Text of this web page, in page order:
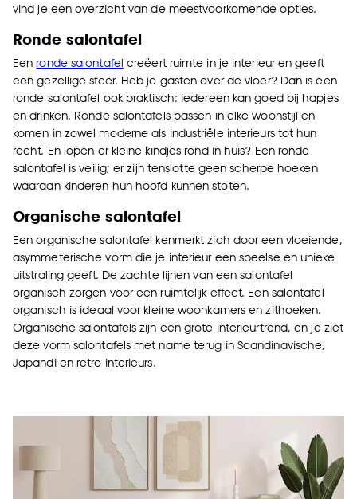
vind je een overzicht van de meestvoorkomende opties.
Ronde salontafel
Eenronde salontafel creëert ruimte in je interieur en geeft
een gezellige sfeer. Heb je gasten over de vloer? Dan is een
ronde salontafel ook praktisch: iedereen kan goed bij hapjes
en drinken. Ronde salontafels passen in elke woonstijl en
komen in zowel moderne als industriële interieurs tot hun
recht. En lopen er kleine kindjes rond in huis? Een ronde
salontafel is veilig; er zijn tenslotte geen scherpe hoeken
waaraan kinderen hun hoofd kunnen stoten.
Organische salontafel
Een organische salontafel kenmerkt zich door een vloeiende,
asymmeterische vorm die je interieur een speelse en unieke
uitstraling geeft. De zachte lijnen van een salontafel
organisch zorgen voor een ruimtelijk effect. Een salontafel
organisch is ideaal voor kleine woonkamers en zithoeken.
Organische salontafels zijn een grote interieurtrend, en je ziet
deze vorm salontafels met name terug in Scandinavische,
Japandi en retro interieurs.